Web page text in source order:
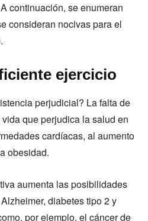
continuación, se enumeran
consideran nocivas para el
ejercicio
perjudicial? La falta de
que perjudica la salud en
cardíacas, al aumento
obesidad.
aumenta las posibilidades
diabetes tipo 2 y
por ejemplo, el cáncer de